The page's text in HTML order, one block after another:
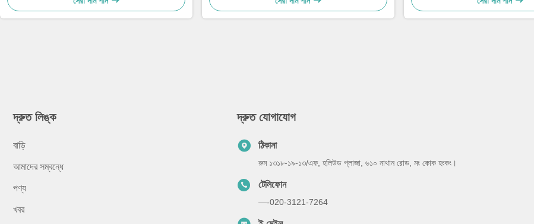
দ্রুত লিঙ্ক
বাড়ি
আমাদের সম্বন্ধে
পণ্য
খবর
দ্রুত যোগাযোগ
ঠিকানা
রুম ১৩১৮-১৯-১৩/এফ, হলিউড প্লাজা, ৬১০ নাথান রোড, মং কোক হংকং।
টেলিফোন
—-020-3121-7264